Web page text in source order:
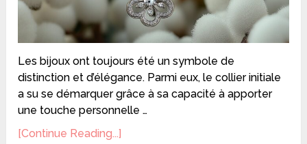
Les bijoux ont toujours été un symbole de
distinction et d’élégance. Parmi eux, le collier initiale
a su se démarquer grâce à sa capacité à apporter
une touche personnelle …
[Continue Reading...]